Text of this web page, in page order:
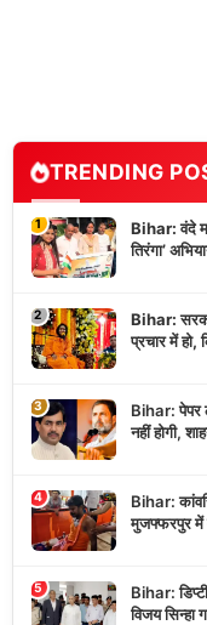
TRENDING
1
Bihar: वंदे
तिरंगा’
2
Bihar:
प्रचार में हो,
3
Bihar: पेपर
नहीं होगी,
4
Bihar:
मुजफ्फरपुर में
5
Bihar:
विजय